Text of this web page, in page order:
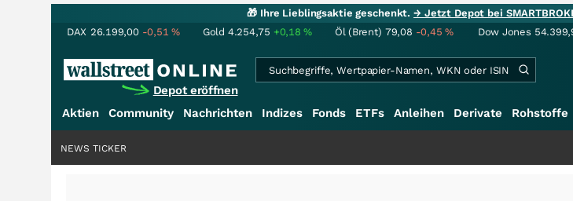
🎁 Ihre Lieblingsaktie geschenkt.→ Jetzt Depot bei
DAX 26.199,00 -0,51% Gold 4.254,75 +0,18% Öl (Brent) 79,08 -0,45% Dow Jones
Depot eröffnen
Aktien Community Nachrichten Indizes Fonds ETFs Anleihen Derivate Rohstoffe
NEWS TICKER